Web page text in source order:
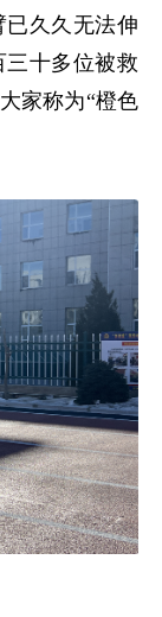
久久无法伸
十多位被救
家称为“橙色